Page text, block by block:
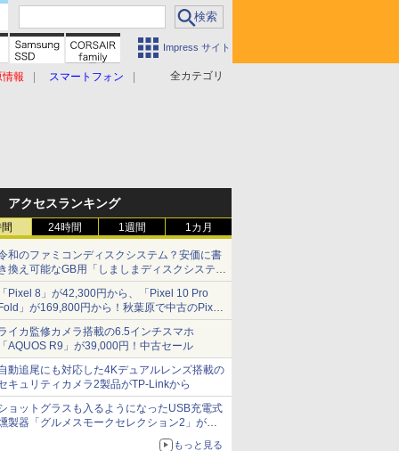
Impress サイト
全カテゴリ
情報 スマートフォン
アクセスランキング
24時間 1週間 1カ月
和のファミコンディスクシステム？安価に書
換え可能なGB用「しましまディスクシステ
」
Pixel 8」が42,300円から、「Pixel 10 Pro
」が169,800円から！秋葉原で中古のPixel
リーズがお買い得
イカ監修カメラ搭載の6.5インチスマホ
AQUOS R9」が39,000円！中古セール
動追尾にも対応した4Kデュアルレンズ搭載の
キュリティカメラ2製品がTP-Linkから
ョットグラスも入るようになったUSB充電式
製器「グルメスモークセレクション2」がサ
もっと見る